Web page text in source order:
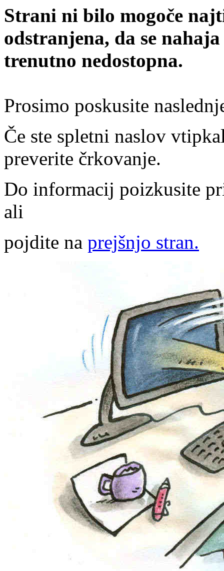
Strani ni bilo mogoče
odstranjena, da se
trenutno nedostopna.
Prosimo poskusite
Če ste spletni naslov
preverite črkovanje.
Do informacij poizkusite
ali
pojdite na prejšnjo stran.